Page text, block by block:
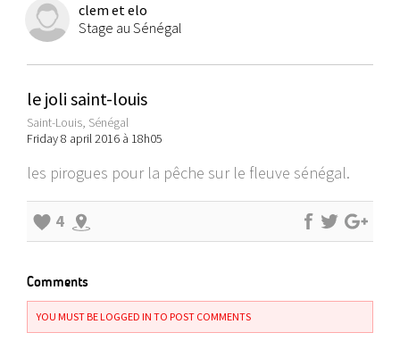
clem et elo
Stage au Sénégal
le joli saint-louis
Saint-Louis, Sénégal
Friday 8 april 2016 à 18h05
les pirogues pour la pêche sur le fleuve sénégal.
4
Comments
YOU MUST BE LOGGED IN TO POST COMMENTS